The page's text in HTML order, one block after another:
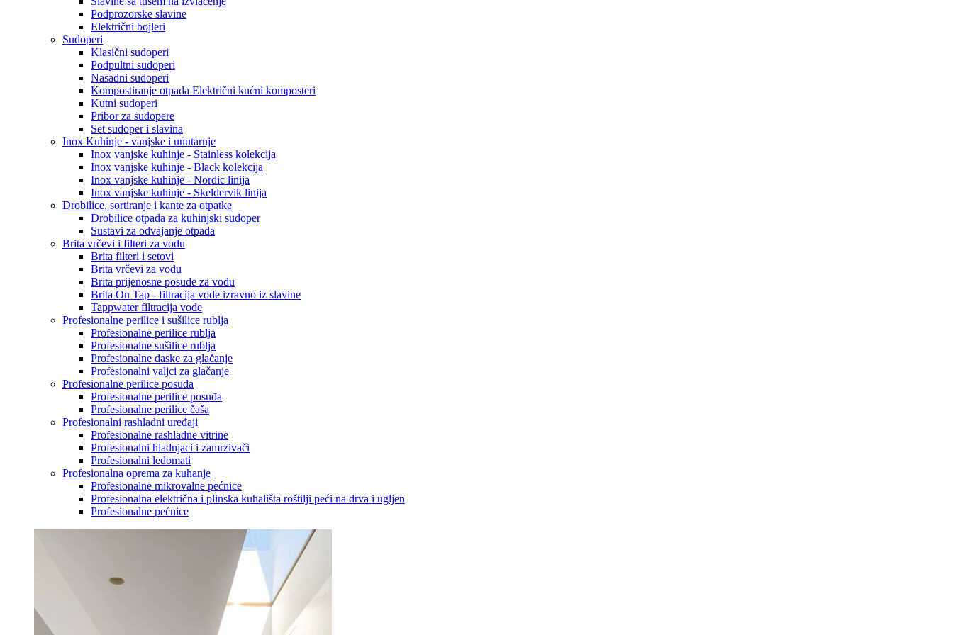
Podprozorske slavine
Električni bojleri
Sudoperi
Klasični sudoperi
Podpultni sudoperi
Nasadni sudoperi
Kompostiranje otpada Električni kućni komposteri
Kutni sudoperi
Pribor za sudopere
Set sudoper i slavina
Inox Kuhinje - vanjske i unutarnje
Inox vanjske kuhinje - Stainless kolekcija
Inox vanjske kuhinje - Black kolekcija
Inox vanjske kuhinje - Nordic linija
Inox vanjske kuhinje - Skeldervik linija
Drobilice, sortiranje i kante za otpatke
Drobilice otpada za kuhinjski sudoper
Sustavi za odvajanje otpada
Brita vrčevi i filteri za vodu
Brita filteri i setovi
Brita vrčevi za vodu
Brita prijenosne posude za vodu
Brita On Tap - filtracija vode izravno iz slavine
Tappwater filtracija vode
Profesionalne perilice i sušilice rublja
Profesionalne perilice rublja
Profesionalne sušilice rublja
Profesionalne daske za glačanje
Profesionalni valjci za glačanje
Profesionalne perilice posuđa
Profesionalne perilice posuđa
Profesionalne perilice čaša
Profesionalni rashladni uređaji
Profesionalne rashladne vitrine
Profesionalni hladnjaci i zamrzivači
Profesionalni ledomati
Profesionalna oprema za kuhanje
Profesionalne mikrovalne pećnice
Profesionalna električna i plinska kuhališta roštilji peći na drva i ugljen
Profesionalne pećnice